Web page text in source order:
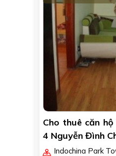
Cho thuê căn
4 Nguyễn Đình
Indochina Park